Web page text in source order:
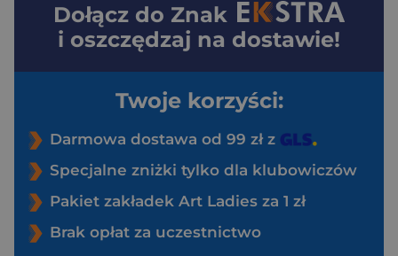
Dołącz do Znak
i oszczędzaj na dostawie!
Twoje korzyści:
Darmowa dostawa od 99 zł z
Specjalne zniżki tylko dla klubowiczów
Pakiet zakładek Art Ladies za 1 zł
Brak opłat za uczestnictwo